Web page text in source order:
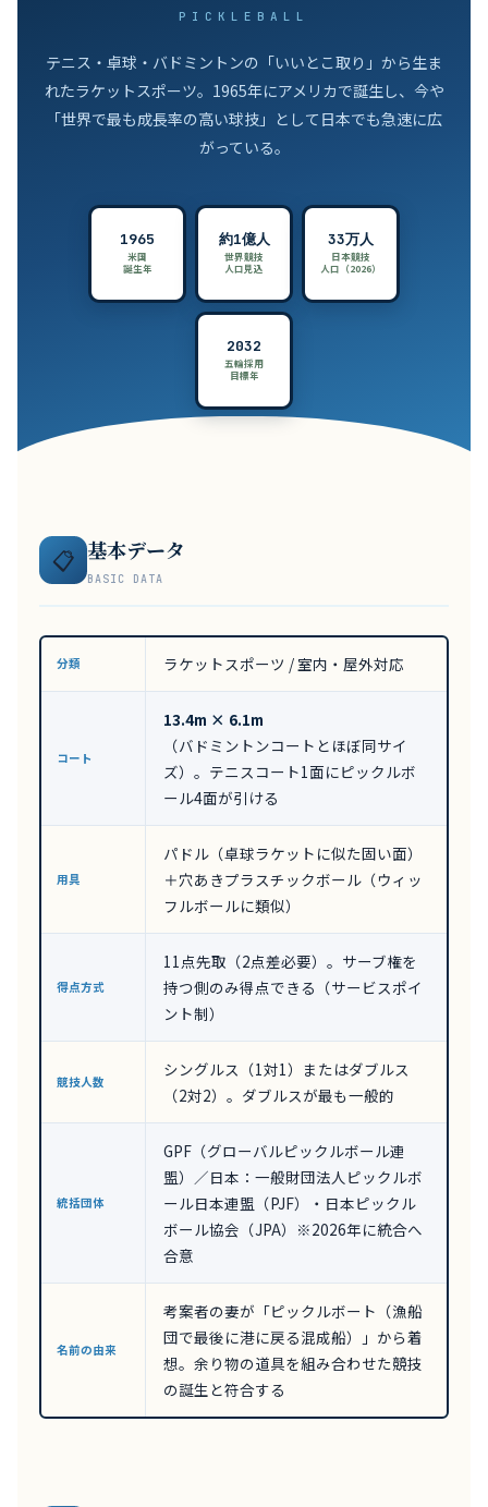
PICKLEBALL
テニス・卓球・バドミントンの「いいとこ取り」から生ま
れたラケットスポーツ。1965年にアメリカで誕生し、今や
「世界で最も成長率の高い球技」として日本でも急速に広
がっている。
1965
米国
誕生年
約1億人
世界競技
人口見込
33万人
日本競技
人口（2026）
2032
五輪採用
目標年
📋 基本データ
BASIC DATA
分類 ラケットスポーツ / 室内・屋外対応
コート
13.4m × 6.1m
（バドミントンコートとほぼ同サイ
ズ）。テニスコート1面にピックルボ
ール4面が引ける
用具
パドル（卓球ラケットに似た固い面）
＋穴あきプラスチックボール（ウィッ
フルボールに類似）
得点方式
11点先取（2点差必要）。サーブ権を
持つ側のみ得点できる（サービスポイ
ント制）
競技人数
シングルス（1対1）またはダブルス
（2対2）。ダブルスが最も一般的
統括団体
GPF（グローバルピックルボール連
盟）／日本：一般財団法人ピックルボ
ール日本連盟（PJF）・日本ピックル
ボール協会（JPA）※2026年に統合へ
合意
名前の由来
考案者の妻が「ピックルボート（漁船
団で最後に港に戻る混成船）」から着
想。余り物の道具を組み合わせた競技
の誕生と符合する